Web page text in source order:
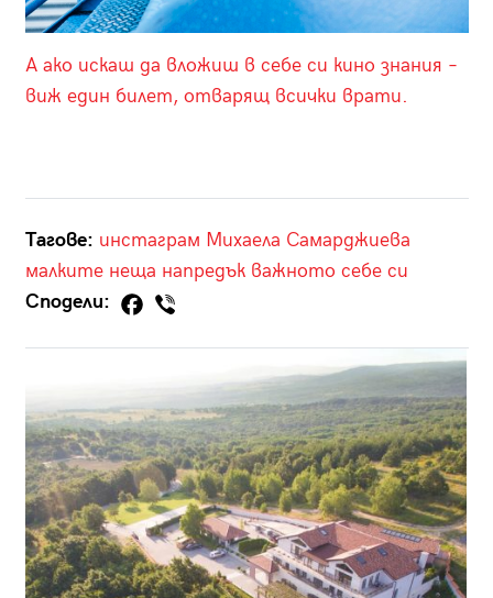
А ако искаш да вложиш в себе си кино знания –
виж един билет, отварящ всички врати.
Тагове: инстаграм Михаела Самарджиева
малките неща напредък важното себе си
Сподели: